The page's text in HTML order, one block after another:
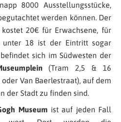
8000 Ausstellungsstücke,
werden können. Der
20€ für Erwachsene, für
unter 18 ist der Eintritt sogar
sich im Südwesten der
(Tram 2,5 & 16
Van Baerlestraat), auf dem
der Stadt zu finden sind.
Museum ist auf jeden Fall